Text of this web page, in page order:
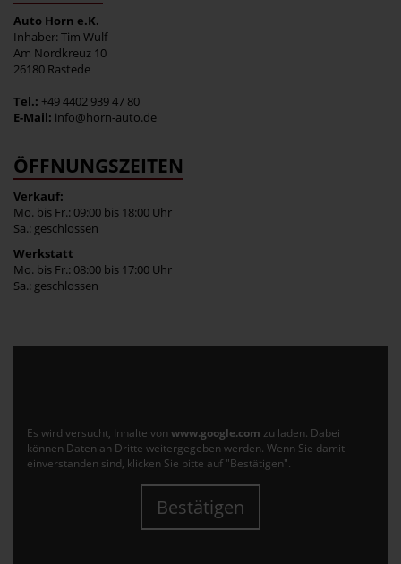
Auto Horn e.K.
Inhaber: Tim Wulf
Am Nordkreuz 10
26180 Rastede
Tel.: +49 4402 939 47 80
E-Mail: info@horn-auto.de
ÖFFNUNGSZEITEN
Verkauf:
Mo. bis Fr.: 09:00 bis 18:00 Uhr
Sa.: geschlossen
Werkstatt
Mo. bis Fr.: 08:00 bis 17:00 Uhr
Sa.: geschlossen
Es wird versucht, Inhalte von www.google.com zu laden. Dabei
können Daten an Dritte weitergegeben werden. Wenn Sie damit
einverstanden sind, klicken Sie bitte auf "Bestätigen".
Bestätigen